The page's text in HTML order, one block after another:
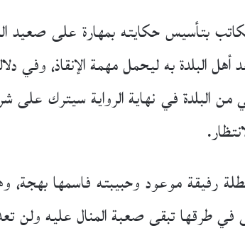
بتأسيس حكايته بمهارة على صعيد
أهل البلدة به ليحمل مهمة الإنقاذ،
من البلدة في نهاية الرواية سيترك على
رفيقة موعود وحبيبته فاسمها
طرقها تبقى صعبة المنال عليه ولن